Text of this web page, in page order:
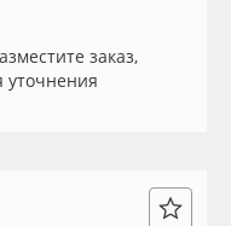
заказ,
уточнения